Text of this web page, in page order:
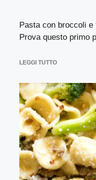
Pasta con broccoli
Prova questo primo
LEGGI TUTTO